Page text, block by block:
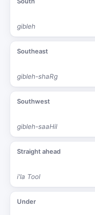
gibleh
Southeast
gibleh-shaRg
Southwest
gibleh-saaHil
Straight ahead
i'la Tool
Under